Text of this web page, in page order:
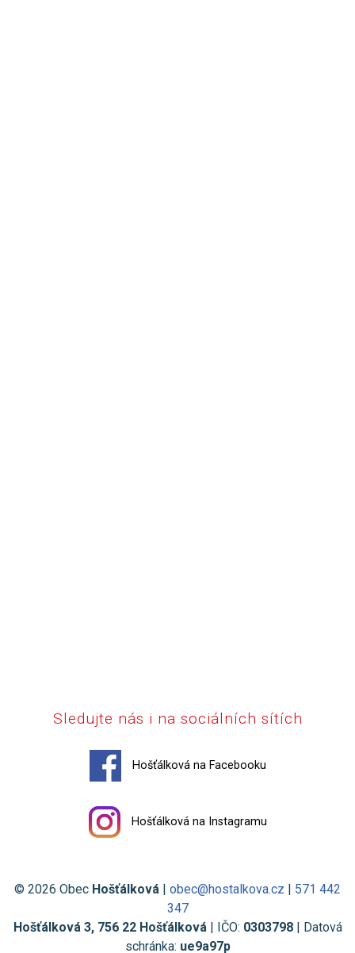
Sledujte nás i na sociálních sítích
Hošťálková na Facebooku
Hošťálková na Instagramu
© 2026 Obec Hošťálková obec@hostalkova.cz
571 442
347
Hošťálková 3, 756 22 Hošťálková| IČO: 0303798| Datová
schránka: ue9a97p